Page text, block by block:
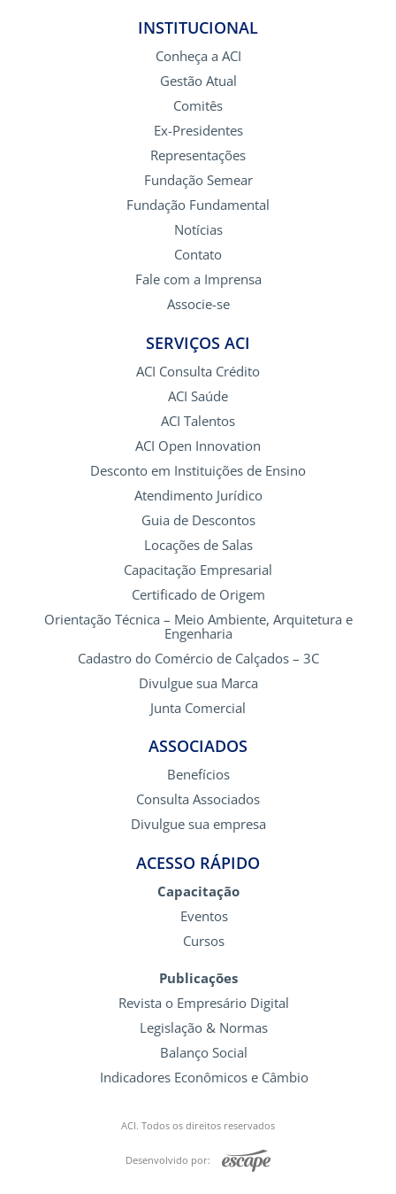
INSTITUCIONAL
Conheça a ACI
Gestão Atual
Comitês
Ex-Presidentes
Representações
Fundação Semear
Fundação Fundamental
Notícias
Contato
Fale com a Imprensa
Associe-se
SERVIÇOS ACI
ACI Consulta Crédito
ACI Saúde
ACI Talentos
ACI Open Innovation
Desconto em Instituições de Ensino
Atendimento Jurídico
Guia de Descontos
Locações de Salas
Capacitação Empresarial
Certificado de Origem
Orientação Técnica – Meio Ambiente, Arquitetura e
Engenharia
Cadastro do Comércio de Calçados – 3C
Divulgue sua Marca
Junta Comercial
ASSOCIADOS
Benefícios
Consulta Associados
Divulgue sua empresa
ACESSO RÁPIDO
Capacitação
Eventos
Cursos
Publicações
Revista o Empresário Digital
Legislação & Normas
Balanço Social
Indicadores Econômicos e Câmbio
ACI. Todos os direitos reservados
Desenvolvido por: